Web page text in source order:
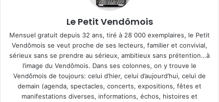
Le Petit Vendômois
Mensuel gratuit depuis 32 ans, tiré à 28 000 exemplaires, le Petit
Vendômois se veut proche de ses lecteurs, familier et convivial,
sérieux sans se prendre au sérieux, ambitieux sans prétention…à
l’image du Vendômois. Dans ses colonnes, on y trouve le
Vendômois de toujours: celui d’hier, celui d’aujourd’hui, celui de
demain (agenda, spectacles, concerts, expositions, fêtes et
manifestations diverses, informations, échos, histoires et